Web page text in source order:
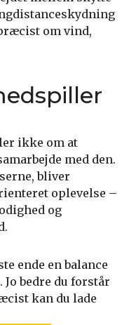
om vind,
ikke om at
med den.
bliver
oplevelse –
og
ende en balance
bedre du forstår
kan du lade